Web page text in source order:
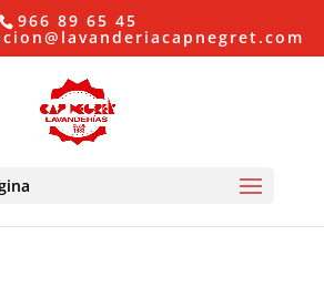
966 89 65 45